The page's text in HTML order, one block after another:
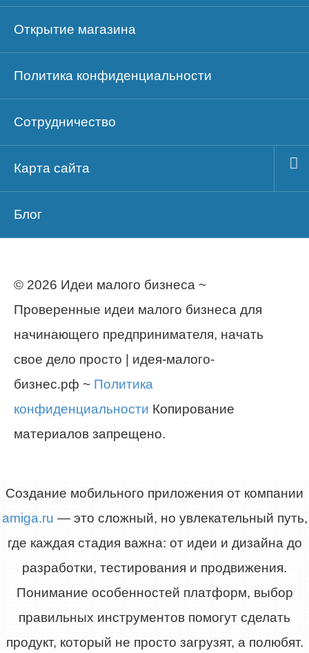
Открытие магазина
Политика конфиденциальности
Сотрудничество
Карта сайта
Блог
© 2026 Идеи малого бизнеса ~
Проверенные идеи малого бизнеса для
начинающего предпринимателя, начать
свое дело просто | идея-малого-
бизнес.рф ~ Политика
конфиденциальности Копирование
материалов запрещено.
Создание мобильного приложения от компании
amiga.ru — это сложный, но увлекательный путь,
где каждая стадия важна: от идеи и дизайна до
разработки, тестирования и продвижения.
Понимание особенностей платформ, выбор
правильных инструментов помогут сделать
продукт, который не просто загрузят, а полюбят.